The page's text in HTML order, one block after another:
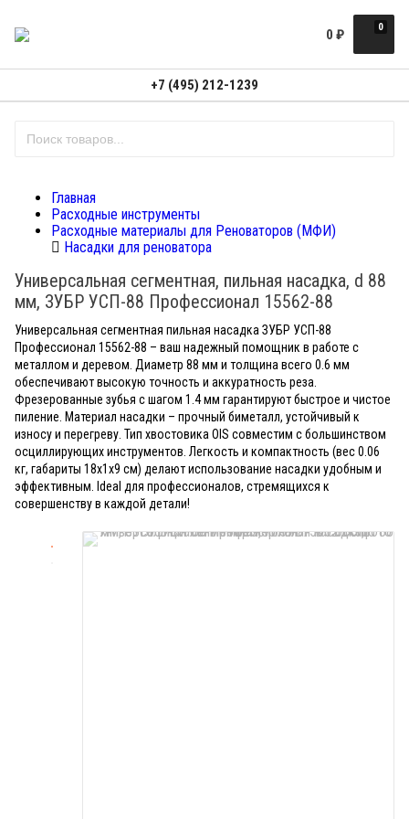
0
0 ₽
+7 (495) 212-1239
Главная
Расходные инструменты
Расходные материалы для Реноваторов (МФИ)
Насадки для реноватора
Универсальная cегментная, пильная насадка, d 88
мм, ЗУБР УСП-88 Профессионал 15562-88
Универсальная сегментная пильная насадка ЗУБР УСП-88
Профессионал 15562-88 – ваш надежный помощник в работе с
металлом и деревом. Диаметр 88 мм и толщина всего 0.6 мм
обеспечивают высокую точность и аккуратность реза.
Фрезерованные зубья с шагом 1.4 мм гарантируют быстрое и чистое
пиление. Материал насадки – прочный биметалл, устойчивый к
износу и перегреву. Тип хвостовика OIS совместим с большинством
осциллирующих инструментов. Легкость и компактность (вес 0.06
кг, габариты 18х1х9 см) делают использование насадки удобным и
эффективным. Ideal для профессионалов, стремящихся к
совершенству в каждой детали!